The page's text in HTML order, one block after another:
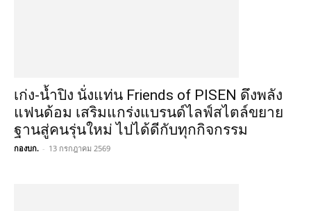
เก่ง-น้ำปิง นั่งแท่น Friends of PISEN ดึงพลัง
แฟนด้อม เสริมแกร่งแบรนด์ไลฟ์สไตล์ขยาย
ฐานสู่คนรุ่นใหม่ ไปได้ดีกับทุกกิจกรรม
กองบก. - 13 กรกฎาคม 2569